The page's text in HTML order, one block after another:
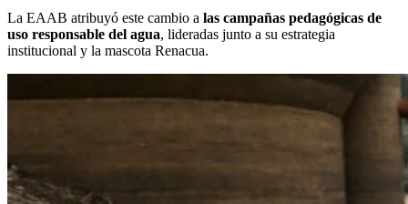
La EAAB atribuyó este cambio a las campañas pedagógicas de
uso responsable del agua, lideradas junto a su estrategia
institucional y la mascota Renacua.